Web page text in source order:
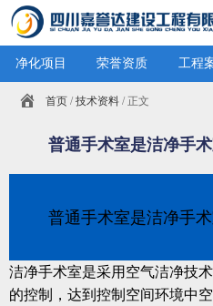
净化项目 荣誉资质 工程
首页 /技术资料 / 正文
普通手术室是洁净手
普通手术室是洁净手
洁净手术室是采用空气洁净技
的控制，达到控制空间环境中